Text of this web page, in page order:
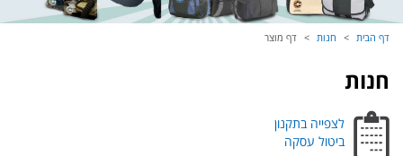
דף הבית חנות דף מוצר
חנות
לצפייה בתקנון
ביטול עסקה